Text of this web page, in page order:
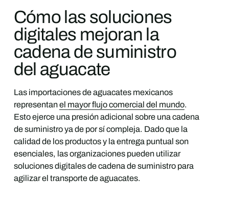
Cómo las soluciones
digitales mejoran la
cadena de suministro
del aguacate
Las importaciones de aguacates mexicanos
representanel mayor flujo comercial del mundo.
Esto ejerce una presión adicional sobre una cadena
de suministro ya de por sí compleja. Dado que la
calidad de los productos y la entrega puntual son
esenciales, las organizaciones pueden utilizar
soluciones digitales de cadena de suministro para
agilizar el transporte de aguacates.